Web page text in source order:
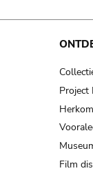
Project
Film